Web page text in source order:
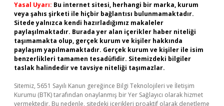
Yasal Uyarı: Bu internet sitesi, herhangi bir marka, kurum
veya şahıs şirketi ile hiçbir bağlantısı bulunmamaktadır.
Sitede yalnızca kendi hazırladığımız makaleler
paylaşılmaktadır. Burada yer alan içerikler haber niteliği
taşımamakta olup, gerçek kurum ve kişiler hakkında
paylaşım yapılmamaktadır. Gerçek kurum ve kişiler ile isim
benzerlikleri tamamen tesadüfidir. Sitemizdeki bilgiler
taslak halindedir ve tavsiye niteliği taşımazlar.
Sitemiz, 5651 Sayılı Kanun gereğince Bilgi Teknolojileri ve İletişim
Kurumu (BTK) tarafından onaylanmış bir Yer Sağlayıcı olarak hizmet
vermektedir. Bu nedenle, sitedeki içerikleri proaktif olarak denetleme